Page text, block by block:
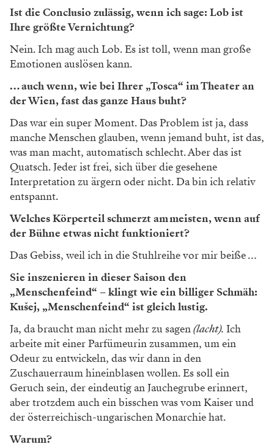
Ist die Conclusio zulässig, wenn ich sage: Lob ist
Ihre größte Vernichtung?
Nein. Ich mag auch Lob. Es ist toll, wenn man große
Emotionen auslösen kann.
… auch wenn, wie bei Ihrer „Tosca“ im Theater an
der Wien, fast das ganze Haus buht?
Das war ein super Moment. Das Problem ist ja, dass
manche Menschen glauben, wenn jemand buht, ist das,
was man macht, automatisch schlecht. Aber das ist
Quatsch. Jeder ist frei, sich über die gesehene
Interpretation zu ärgern oder nicht. Da bin ich relativ
entspannt.
Welches Körperteil schmerzt am meisten, wenn auf
der Bühne etwas nicht funktioniert?
Das Gebiss, weil ich in die Stuhlreihe vor mir beiße …
Sie inszenieren in dieser Saison den
„Menschenfeind“ – klingt wie ein billiger Schmäh:
Kušej, „Menschenfeind“ ist gleich lustig.
Ja, da braucht man nicht mehr zu sagen(lacht). Ich
arbeite mit einer Parfümeurin zusammen, um ein
Odeur zu entwickeln, das wir dann in den
Zuschauerraum hineinblasen wollen. Es soll ein
Geruch sein, der eindeutig an Jauchegrube erinnert,
aber trotzdem auch ein bisschen was vom Kaiser und
der österreichisch-ungarischen Monarchie hat.
Warum?